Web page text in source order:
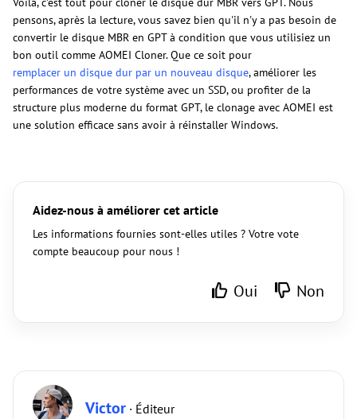
pensons, après la lecture, vous savez bien qu'il n'y a pas besoin de
convertir le disque MBR en GPT à condition que vous utilisiez un
bon outil comme AOMEI Cloner. Que ce soit pour
remplacer un disque dur par un nouveau disque, améliorer les
performances de votre système avec un SSD, ou profiter de la
structure plus moderne du format GPT, le clonage avec AOMEI est
une solution efficace sans avoir à réinstaller Windows.
Aidez-nous à améliorer cet article
Les informations fournies sont-elles utiles ? Votre vote
compte beaucoup pour nous !
Oui Non
Victor · Éditeur